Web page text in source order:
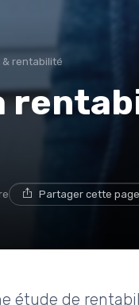
& rentabilité
Partager cette page
étude de